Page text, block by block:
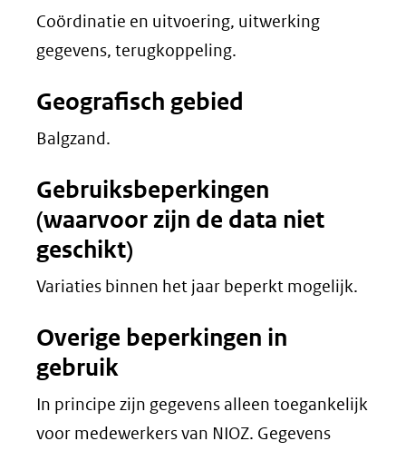
Coördinatie en uitvoering, uitwerking
gegevens, terugkoppeling.
Geografisch gebied
Balgzand.
Gebruiksbeperkingen
(waarvoor zijn de data niet
geschikt)
Variaties binnen het jaar beperkt mogelijk.
Overige beperkingen in
gebruik
In principe zijn gegevens alleen toegankelijk
voor medewerkers van NIOZ. Gegevens